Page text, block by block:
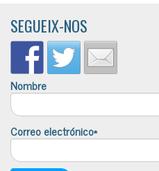
SEGUEIX-NOS
Nombre
Correo electrónico*